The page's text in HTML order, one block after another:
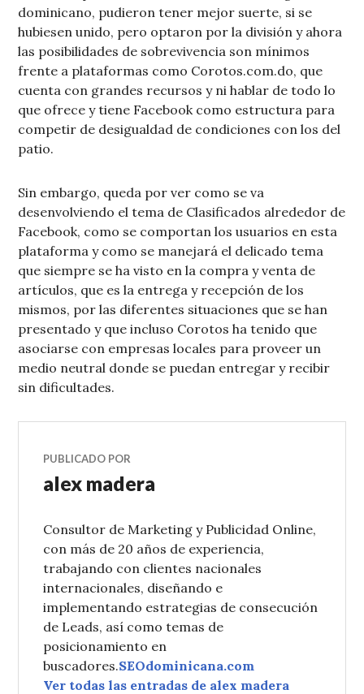
dominicano, pudieron tener mejor suerte, si se
hubiesen unido, pero optaron por la división y ahora
las posibilidades de sobrevivencia son mínimos
frente a plataformas como Corotos.com.do, que
cuenta con grandes recursos y ni hablar de todo lo
que ofrece y tiene Facebook como estructura para
competir de desigualdad de condiciones con los del
patio.
Sin embargo, queda por ver como se va
desenvolviendo el tema de Clasificados alrededor de
Facebook, como se comportan los usuarios en esta
plataforma y como se manejará el delicado tema
que siempre se ha visto en la compra y venta de
artículos, que es la entrega y recepción de los
mismos, por las diferentes situaciones que se han
presentado y que incluso Corotos ha tenido que
asociarse con empresas locales para proveer un
medio neutral donde se puedan entregar y recibir
sin dificultades.
PUBLICADO POR
alex madera
Consultor de Marketing y Publicidad Online,
con más de 20 años de experiencia,
trabajando con clientes nacionales
internacionales, diseñando e
implementando estrategias de consecución
de Leads, así como temas de
posicionamiento en
buscadores.SEOdominicana.com
Ver todas las entradas de alex madera